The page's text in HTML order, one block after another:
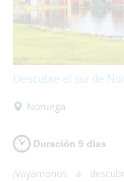
Descubre el sur de
Noruega
Duración 9 dias
¡Vayámonos a